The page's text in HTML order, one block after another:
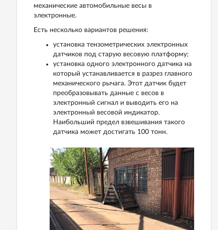
механические автомобильные весы в
электронные.
Есть несколько вариантов решения:
установка тензометрических электронных
датчиков под старую весовую платформу;
установка одного электронного датчика на
который устанавливается в разрез главного
механического рычага. Этот датчик будет
преобразовывать данные с весов в
электронный сигнал и выводить его на
электронный весовой индикатор.
Наибольший предел взвешивания такого
датчика может достигать 100 тонн.